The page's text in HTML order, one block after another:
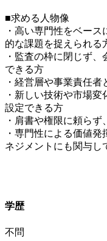
■求める人物像
・高い専門性をベー
的な課題を捉えられる
・監査の枠に閉じず
できる方
・経営層や事業責任
・新しい技術や市場
設定できる方
・肩書や権限に頼ら
・専門性による価値
ネジメントにも関与し
学歴
不問